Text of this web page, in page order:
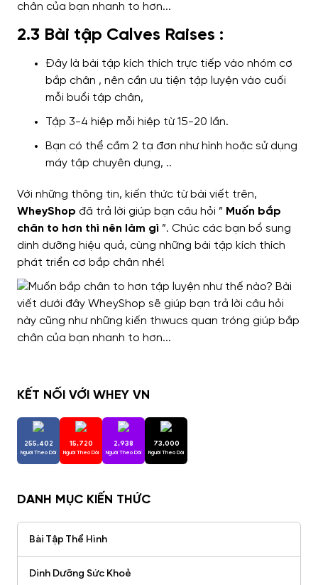
2.3 Bài tập Calves Raises :
Đây là bài tập kích thích trực tiếp vào nhóm cơ
bắp chân , nên cần ưu tiện tập luyện vào cuối
mỗi buổi tập chân,
Tập 3-4 hiệp mỗi hiệp từ 15-20 lần.
Bạn có thể cầm 2 tạ đơn như hình hoặc sử dụng
máy tập chuyên dụng, ..
Với những thông tin, kiến thức từ bài viết trên,
WheyShop đã trả lời giúp bạn câu hỏi ” Muốn bắp
chân to hơn thì nên làm gì ”. Chúc các bạn bổ sung
dinh dưỡng hiệu quả, cùng những bài tập kích thích
phát triển cơ bắp chân nhé!
KẾT NỐI VỚI WHEY VN
255,402
Người Theo Dõi
15,720
Người Theo Dõi
2,938
Người Theo Dõi
73,000
Người Theo Dõi
DANH MỤC KIẾN THỨC
Bài Tập Thể Hình
Dinh Dưỡng Sức Khoẻ